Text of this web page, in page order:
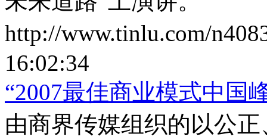
http://www.tinlu.com/
16:02:34
“2007最佳商业模式中国
由商界传媒组织的以公